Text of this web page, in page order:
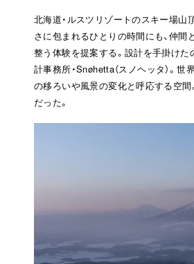
北海道・ルスツリゾートのスキー場山
さに包まれるひとりの時間にも、仲間
整う体験を提案する。設計を手掛けた
計事務所・Snøhetta（スノヘッタ）。
の移ろいや風景の変化と呼応する空間
だった。